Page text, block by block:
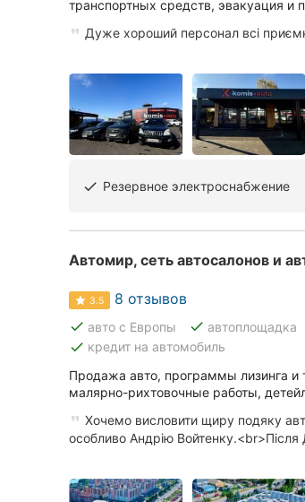
Днепр
Кривой Рог
Николаев
Чернигов
Черкассы
Черновцы
Сумы
Ивано-Франковск
Ужгород
транспортных средств, эвакуация и
Дуже хороший персонал всі
done Резервное электроснабжение
Автомир, сеть автосалонов и
3.5 8 отзывов
done авто с Европы done автоплощадка
done кредит на автомобиль
Продажа авто, программы лизинга и
малярно-рихтовочные работы,
Хочемо висловити щиру подяку
особливо Андрію